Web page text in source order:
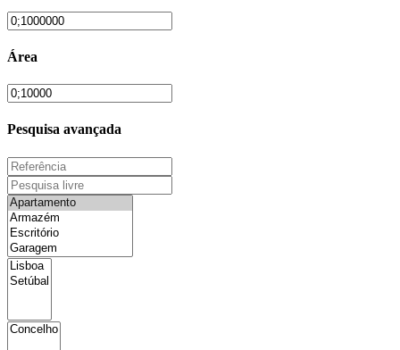
Área
Pesquisa avançada